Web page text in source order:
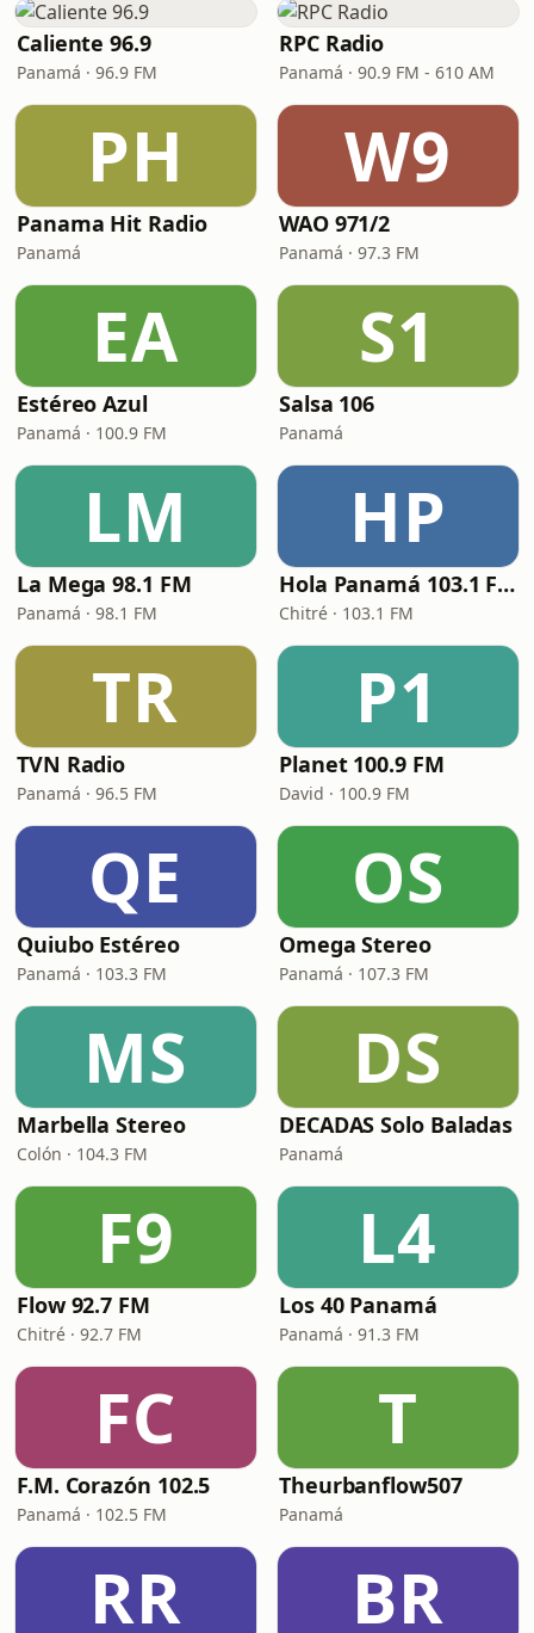
Caliente 96.9
Panamá · 96.9 FM
RPC Radio
Panamá · 90.9 FM - 610 AM
PH
Panama Hit Radio
Panamá
W9
WAO 971/2
Panamá · 97.3 FM
EA
Estéreo Azul
Panamá · 100.9 FM
S1
Salsa 106
Panamá
LM
La Mega 98.1 FM
Panamá · 98.1 FM
HP
Hola Panamá 103.1 FM
Chitré · 103.1 FM
TR
TVN Radio
Panamá · 96.5 FM
P1
Planet 100.9 FM
David · 100.9 FM
QE
Quiubo Estéreo
Panamá · 103.3 FM
OS
Omega Stereo
Panamá · 107.3 FM
MS
Marbella Stereo
Colón · 104.3 FM
DS
DECADAS Solo Baladas
Panamá
F9
Flow 92.7 FM
Chitré · 92.7 FM
L4
Los 40 Panamá
Panamá · 91.3 FM
FC
F.M. Corazón 102.5
Panamá · 102.5 FM
T
Theurbanflow507
Panamá
RR BR